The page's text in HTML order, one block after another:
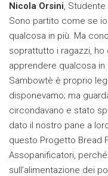
Nicola Orsini, Studente
Sono partito come se
qualcosa in più. Ma
soprattutto i ragazzi,
apprendere qualcosa in
Sambowtè è proprio
disponevamo; ma
circondavano e stato
dato il nostro pane a
questo Progetto Bread
Assopanificatori,
sull’alimentazione dei